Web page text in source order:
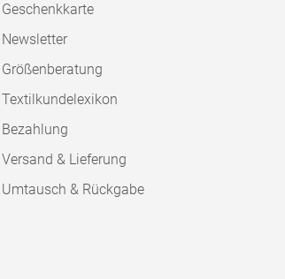
Geschenkkarte
Newsletter
Größenberatung
Textilkundelexikon
Bezahlung
Versand & Lieferung
Umtausch & Rückgabe